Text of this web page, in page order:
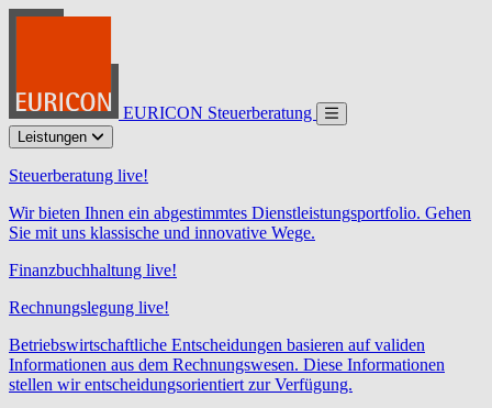
EURICON Steuerberatung
Leistungen
Steuerberatung live!
Wir bieten Ihnen ein abgestimmtes Dienstleistungsportfolio. Gehen
Sie mit uns klassische und innovative Wege.
Finanzbuchhaltung live!
Rechnungslegung live!
Betriebswirtschaftliche Entscheidungen basieren auf validen
Informationen aus dem Rechnungswesen. Diese Informationen
stellen wir entscheidungsorientiert zur Verfügung.